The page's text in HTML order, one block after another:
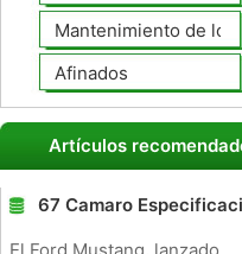
Mantenimiento de los
Afinados
Artículos
67 Camaro